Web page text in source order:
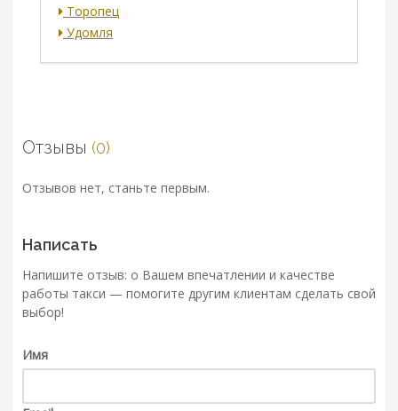
Торопец
Удомля
Отзывы (0)
Отзывов нет, станьте первым.
Написать
Напишите отзыв: о Вашем впечатлении и качестве
работы такси — помогите другим клиентам сделать свой
выбор!
Имя